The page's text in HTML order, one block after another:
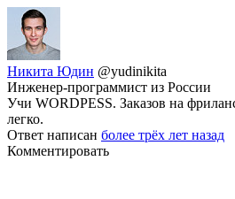
Никита Юдин @yudinikita
Инженер-программист из России
Учи WORDPESS. Заказов на
легко.
Ответ написан более трёх лет назад
Комментировать